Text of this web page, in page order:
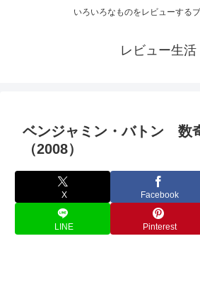
いろいろなものをレビューするブ
レビュー生活
ベンジャミン・バトン 数
（2008）
X Facebook
LINE Pinterest